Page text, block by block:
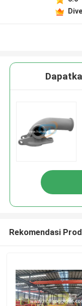
Rekomendasi